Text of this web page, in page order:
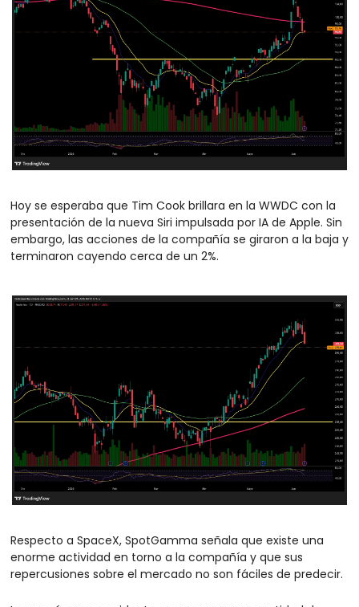
Hoy se esperaba que Tim Cook brillara en la WWDC con la
presentación de la nueva Siri impulsada por IA de Apple. Sin
embargo, las acciones de la compañía se giraron a la baja y
terminaron cayendo cerca de un 2%.
Respecto a SpaceX, SpotGamma señala que existe una
enorme actividad en torno a la compañía y que sus
repercusiones sobre el mercado no son fáciles de predecir.